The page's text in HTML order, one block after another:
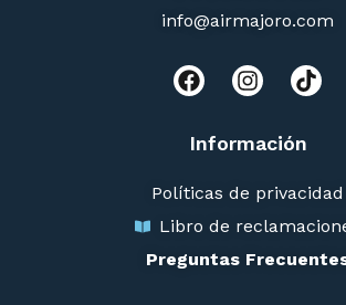
info@airmajoro.com
Información
Políticas de privacidad
Libro de
Preguntas